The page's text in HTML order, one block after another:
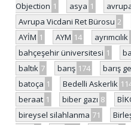
Objection 1 asya 1
Avrupa Vicdani Ret Bürosu 2
AYİM 1 AYM 14 ayrımcılık
bahçeşehir üniversitesi 1
baltık 7 barış 174 barış
batoça 1 Bedelli Askerlik
beraat 1 biber gazı 8
bireysel silahlanma 71